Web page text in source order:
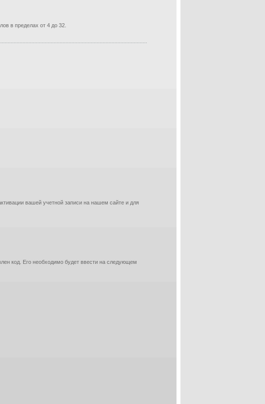
в пределах от 4 до 32.
вашей учетной записи на нашем сайте и для
код. Его необходимо будет ввести на следующем